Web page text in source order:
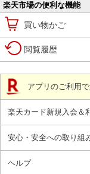
楽天市場の便利な機能
買い物かご
閲覧履歴
アプリのご利用
楽天カード新規入会＆
安心・安全への取り組
ヘルプ